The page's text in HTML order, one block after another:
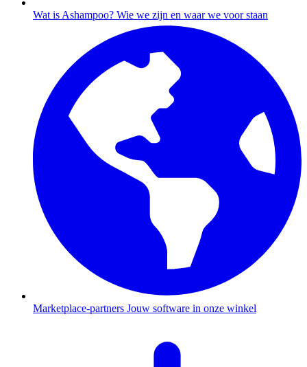
Wat is Ashampoo? Wie we zijn en waar we voor staan
Marketplace-partners Jouw software in onze winkel